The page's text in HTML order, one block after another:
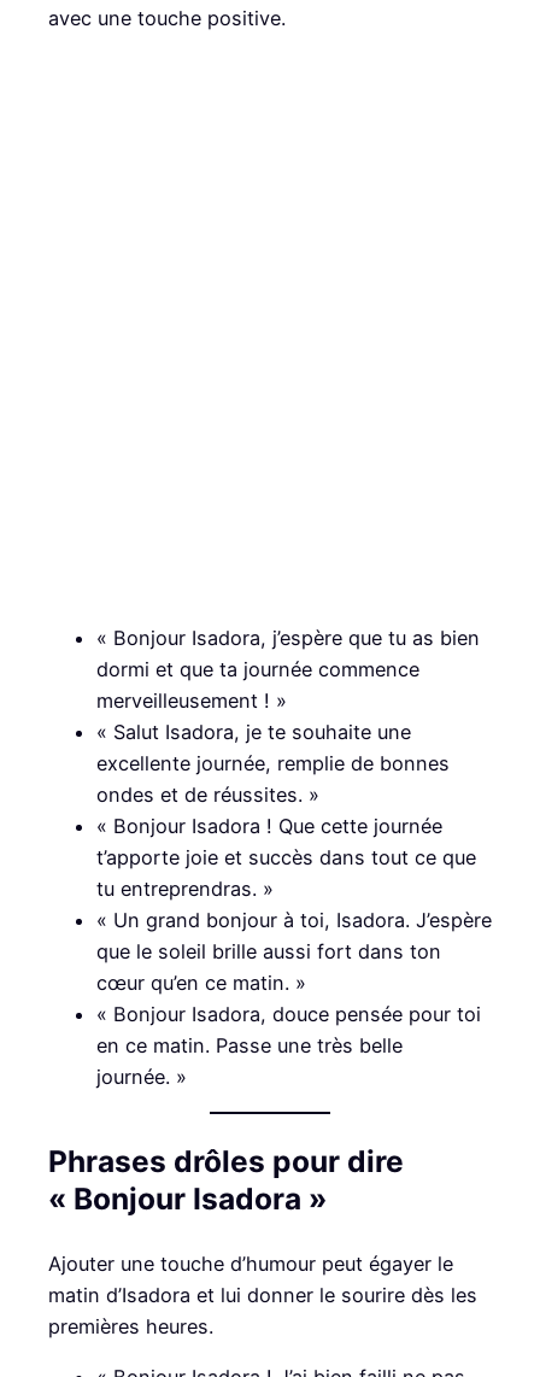
avec une touche positive.
« Bonjour Isadora, j’espère que tu as bien
dormi et que ta journée commence
merveilleusement ! »
« Salut Isadora, je te souhaite une
excellente journée, remplie de bonnes
ondes et de réussites. »
« Bonjour Isadora ! Que cette journée
t’apporte joie et succès dans tout ce que
tu entreprendras. »
« Un grand bonjour à toi, Isadora. J’espère
que le soleil brille aussi fort dans ton
cœur qu’en ce matin. »
« Bonjour Isadora, douce pensée pour toi
en ce matin. Passe une très belle
journée. »
Phrases drôles pour dire
« Bonjour Isadora »
Ajouter une touche d’humour peut égayer le
matin d’Isadora et lui donner le sourire dès les
premières heures.